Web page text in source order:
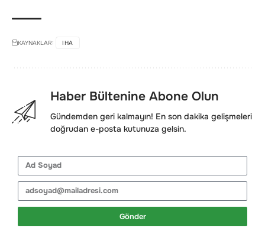
KAYNAKLAR: IHA
Haber Bültenine Abone Olun
Gündemden geri kalmayın! En son dakika gelişmeleri
doğrudan e-posta kutunuza gelsin.
Gönder